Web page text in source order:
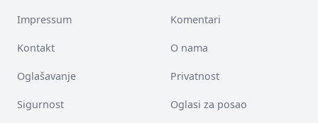
Impressum Komentari
Kontakt O nama
Oglašavanje Privatnost
Sigurnost Oglasi za posao